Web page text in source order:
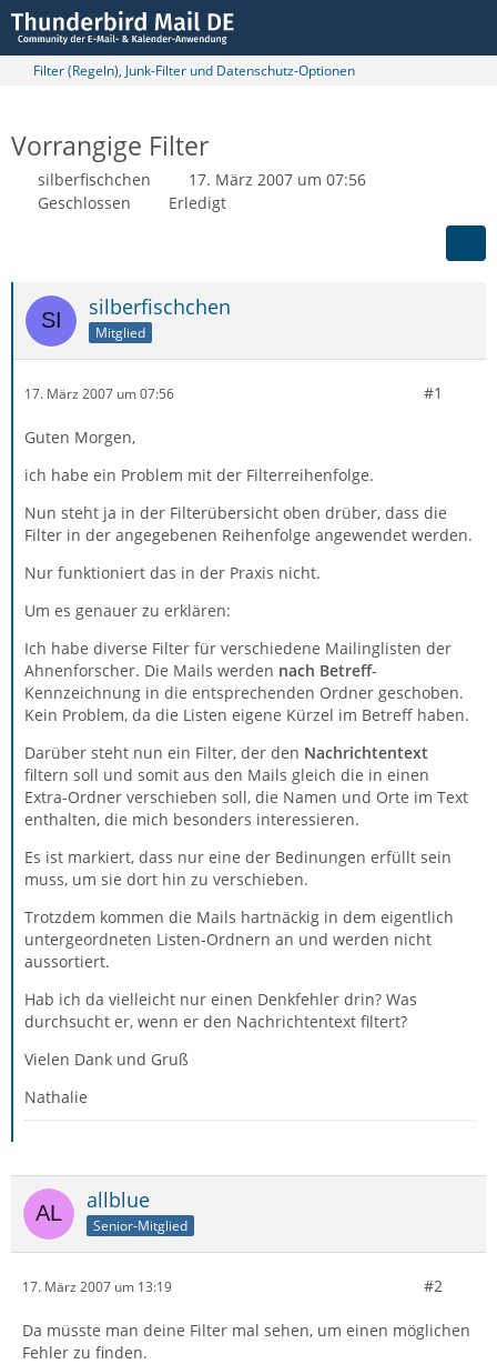
Filter (Regeln), Junk-Filter und Datenschutz-Optionen
Vorrangige Filter
silberfischchen
17. März 2007 um 07:56
Geschlossen
Erledigt
silberfischchen
Mitglied
17. März 2007 um 07:56 #1
Guten Morgen,
ich habe ein Problem mit der Filterreihenfolge.
Nun steht ja in der Filterübersicht oben drüber, dass die
Filter in der angegebenen Reihenfolge angewendet werden.
Nur funktioniert das in der Praxis nicht.
Um es genauer zu erklären:
Ich habe diverse Filter für verschiedene Mailinglisten der
Ahnenforscher. Die Mails werden nach Betreff-
Kennzeichnung in die entsprechenden Ordner geschoben.
Kein Problem, da die Listen eigene Kürzel im Betreff haben.
Darüber steht nun ein Filter, der den Nachrichtentext
filtern soll und somit aus den Mails gleich die in einen
Extra-Ordner verschieben soll, die Namen und Orte im Text
enthalten, die mich besonders interessieren.
Es ist markiert, dass nur eine der Bedinungen erfüllt sein
muss, um sie dort hin zu verschieben.
Trotzdem kommen die Mails hartnäckig in dem eigentlich
untergeordneten Listen-Ordnern an und werden nicht
aussortiert.
Hab ich da vielleicht nur einen Denkfehler drin? Was
durchsucht er, wenn er den Nachrichtentext filtert?
Vielen Dank und Gruß
Nathalie
allblue
Senior-Mitglied
17. März 2007 um 13:19 #2
Da müsste man deine Filter mal sehen, um einen möglichen
Fehler zu finden.